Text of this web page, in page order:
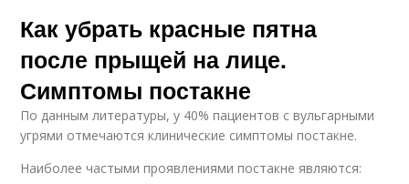
Как убрать красные пятна
после прыщей на лице.
Симптомы постакне
По данным литературы, у 40% пациентов с вульгарными
угрями отмечаются клинические симптомы постакне.
Наиболее частыми проявлениями постакне являются: